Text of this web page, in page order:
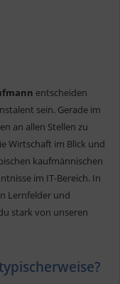
entscheiden
sein. Gerade im
an allen Stellen zu
Wirtschaft im Blick und
kaufmännischen
im IT-Bereich. In
Lernfelder und
stark von unseren